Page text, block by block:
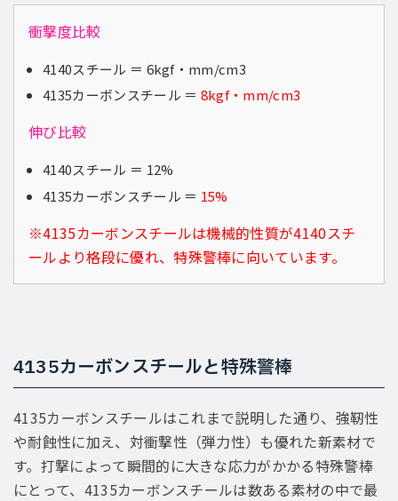
衝撃度比較
4140スチール ＝ 6kgf・mm/cm3
4135カーボンスチール ＝ 8kgf・mm/cm3
伸び比較
4140スチール ＝ 12%
4135カーボンスチール ＝ 15%
※4135カーボンスチールは機械的性質が4140スチ
ールより格段に優れ、特殊警棒に向いています。
4135カーボンスチールと特殊警棒
4135カーボンスチールはこれまで説明した通り、強靭性
や耐蝕性に加え、対衝撃性（弾力性）も優れた新素材で
す。打撃によって瞬間的に大きな応力がかかる特殊警棒
にとって、4135カーボンスチールは数ある素材の中で最